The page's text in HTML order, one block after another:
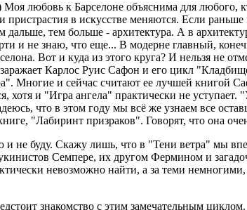
Моя любовь к Барселоне объяснима для любого,
в искусстве меняются. Если раньше
тем больше - архитектура. А в
и не знаю, что еще... В модерне главный,
Вот и куда из этого круга? И нельзя не
Карлос Руис Сафон и его цикл
Многие и сейчас считают ее лучшей книгой
хотя и "Игра ангела" практически не уступает.
что в этом году мы всё же узнаем все
"Лабиринт призраков". Говорят, что она
и не буду. Скажу лишь, что в "Тени ветра" мы
Семпере, их другом Фермином и
невозможно найти, а за теми
знакомство с этим замечательным циклом.